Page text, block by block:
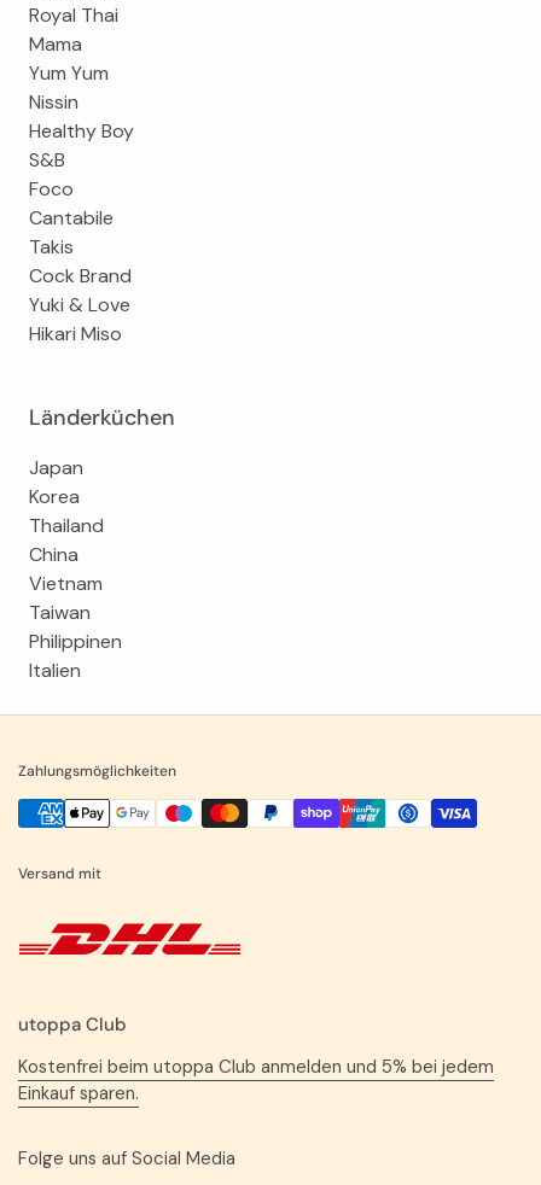
Royal Thai
Mama
Yum Yum
Nissin
Healthy Boy
S&B
Foco
Cantabile
Takis
Cock Brand
Yuki & Love
Hikari Miso
Länderküchen
Japan
Korea
Thailand
China
Vietnam
Taiwan
Philippinen
Italien
Zahlungsmöglichkeiten
Versand mit
utoppa Club
Kostenfrei beim utoppa Club anmelden und 5% bei jedem
Einkauf sparen.
Folge uns auf Social Media